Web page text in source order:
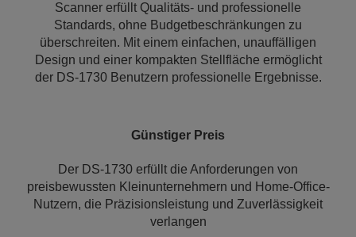
Scanner erfüllt Qualitäts- und professionelle
Standards, ohne Budgetbeschränkungen zu
überschreiten. Mit einem einfachen, unauffälligen
Design und einer kompakten Stellfläche ermöglicht
der DS-1730 Benutzern professionelle Ergebnisse.
Günstiger Preis
Der DS-1730 erfüllt die Anforderungen von
preisbewussten Kleinunternehmern und Home-Office-
Nutzern, die Präzisionsleistung und Zuverlässigkeit
verlangen